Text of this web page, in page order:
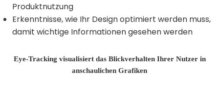
Produktnutzung
Erkenntnisse, wie Ihr Design optimiert werden muss,
damit wichtige Informationen gesehen werden
Eye-Tracking visualisiert das Blickverhalten Ihrer Nutzer in
anschaulichen Grafiken